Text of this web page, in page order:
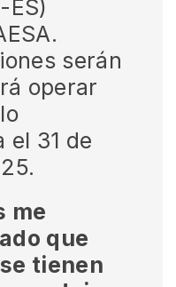
ES)
serán
operar
el 31 de
me
que
tienen